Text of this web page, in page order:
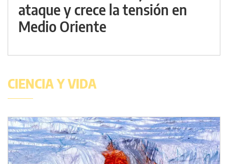
ataque y crece la tensión en
Medio Oriente
CIENCIA Y VIDA